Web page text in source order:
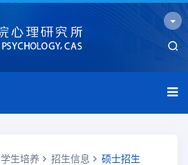
学生培养 招生信息 硕士招生